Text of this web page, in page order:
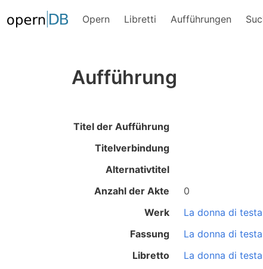
Opern Libretti Aufführungen
Aufführung
Titel der Aufführung
Titelverbindung
Alternativtitel
Anzahl der Akte
0
Werk
La donna di
Fassung
La donna di
Libretto
La donna di